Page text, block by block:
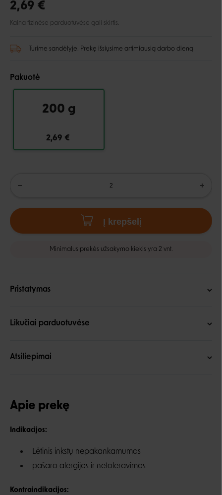
2,69 €
Kaina fizinėse parduotuvėse gali skirtis.
Turime sandėlyje. Prekę išsiųsime artimiausią darbo dieną!
Pakuotė
200 g
2,69 €
Į krepšelį
Minimalus prekės užsakymo kiekis yra 2 vnt.
Pristatymas
Likučiai parduotuvėse
Atsiliepimai
Apie prekę
Indikacijos:
Lėtinis inkstų nepakankamumas
pašaro alergijos ir netoleravimas
Kontraindikacijos: